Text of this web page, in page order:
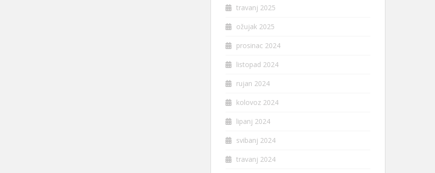
travanj 2025
ožujak 2025
prosinac 2024
listopad 2024
rujan 2024
kolovoz 2024
lipanj 2024
svibanj 2024
travanj 2024